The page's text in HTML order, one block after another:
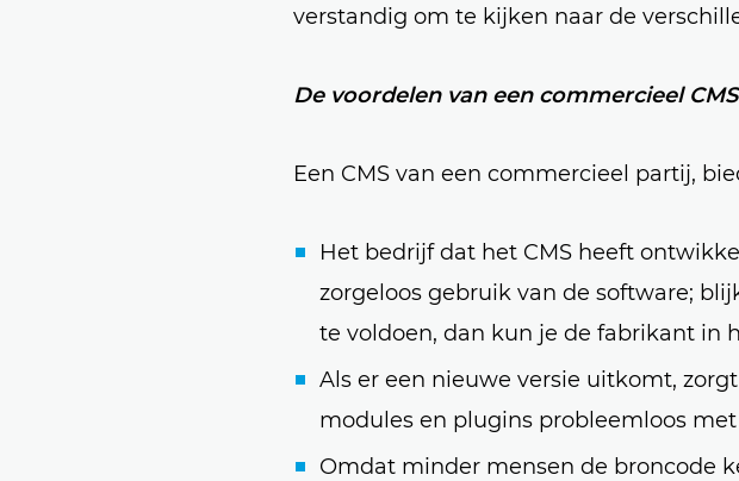
verstandig om te kijken naar de
De voordelen van een commercieel CMS
Een CMS van een commercieel partij,
Het bedrijf dat het CMS heeft
zorgeloos gebruik van de software;
te voldoen, dan kun je de fabrikant in
Als er een nieuwe versie uitkomt,
modules en plugins probleemloos
Omdat minder mensen de broncode